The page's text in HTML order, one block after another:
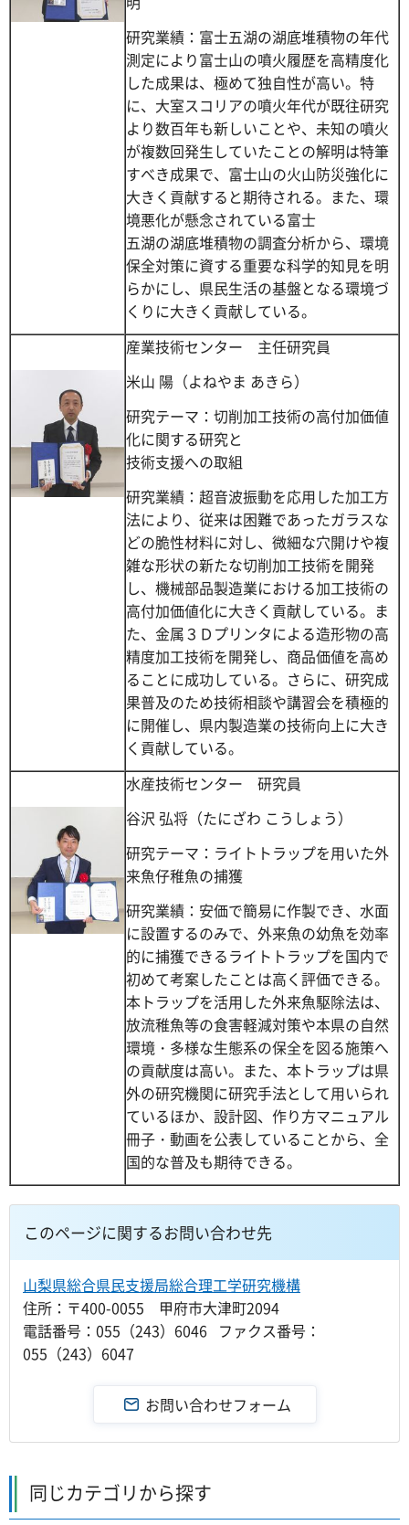
研究業績：富士五湖の湖底堆積物の年代
測定により富士山の噴火履歴を高精度化
した成果は、極めて独自性が高い。特
に、大室スコリアの噴火年代が既往研究
より数百年も新しいことや、未知の噴火
が複数回発生していたことの解明は特筆
すべき成果で、富士山の火山防災強化に
大きく貢献すると期待される。また、環
境悪化が懸念されている富士
五湖の湖底堆積物の調査分析から、環境
保全対策に資する重要な科学的知見を明
らかにし、県民生活の基盤となる環境づ
くりに大きく貢献している。
産業技術センター 主任研究員
米山 陽（よねやま あきら）
研究テーマ：切削加工技術の高付加価値
化に関する研究と
技術支援への取組
研究業績：超音波振動を応用した加工方
法により、従来は困難であったガラスな
どの脆性材料に対し、微細な穴開けや複
雑な形状の新たな切削加工技術を開発
し、機械部品製造業における加工技術の
高付加価値化に大きく貢献している。ま
た、金属３Ｄプリンタによる造形物の高
精度加工技術を開発し、商品価値を高め
ることに成功している。さらに、研究成
果普及のため技術相談や講習会を積極的
に開催し、県内製造業の技術向上に大き
く貢献している。
水産技術センター 研究員
谷沢 弘将（たにざわ こうしょう）
研究テーマ：ライトトラップを用いた外
来魚仔稚魚の捕獲
研究業績：安価で簡易に作製でき、水面
に設置するのみで、外来魚の幼魚を効率
的に捕獲できるライトトラップを国内で
初めて考案したことは高く評価できる。
本トラップを活用した外来魚駆除法は、
放流稚魚等の食害軽減対策や本県の自然
環境・多様な生態系の保全を図る施策へ
の貢献度は高い。また、本トラップは県
外の研究機関に研究手法として用いられ
ているほか、設計図、作り方マニュアル
冊子・動画を公表していることから、全
国的な普及も期待できる。
このページに関するお問い合わせ先
山梨県総合県民支援局総合理工学研究機構
住所：〒400-0055 甲府市大津町2094
電話番号：055（243）6046 ファクス番号：
055（243）6047
同じカテゴリから探す